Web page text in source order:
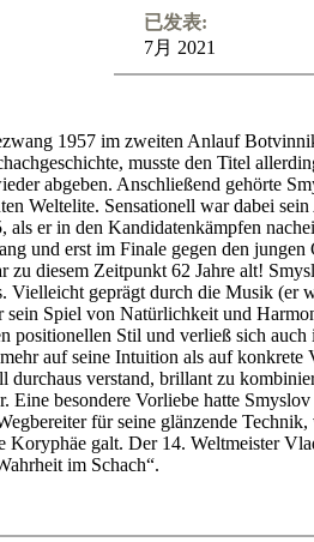
已发表:
7月 2021
1957 im zweiten Anlauf
musste den Titel
abgeben. Anschließend gehörte
Weltelite. Sensationell war dabei
als er in den Kandidatenkämpfen
und erst im Finale gegen den
zu diesem Zeitpunkt 62 Jahre alt!
Vielleicht geprägt durch die Musik (er
sein Spiel von Natürlichkeit und
positionellen Stil und verließ sich auch
auf seine Intuition als auf konkrete
durchaus verstand, brillant zu
Eine besondere Vorliebe hatte
für seine glänzende
Koryphäe galt. Der 14. Weltmeister
im Schach“.